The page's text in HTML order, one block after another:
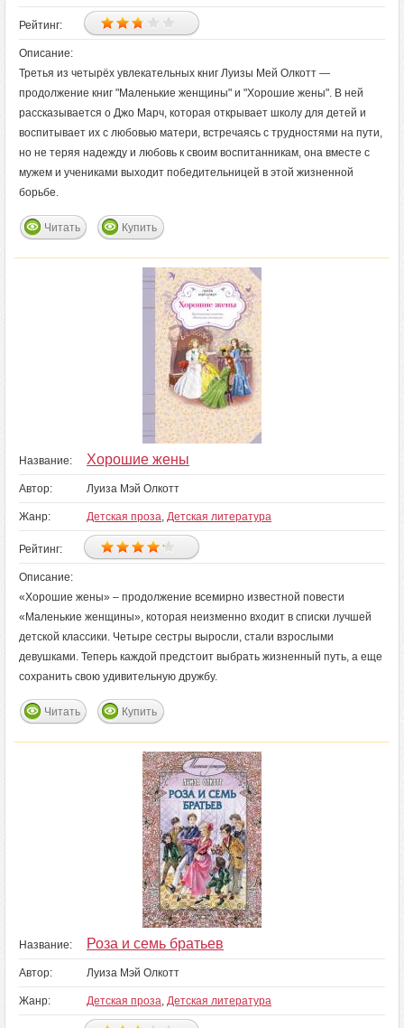
Рейтинг:
Описание:
Третья из четырёх увлекательных книг Луизы Мей Олкотт —
продолжение книг "Маленькие женщины" и "Хорошие жены". В ней
рассказывается о Джо Марч, которая открывает школу для детей и
воспитывает их с любовью матери, встречаясь с трудностями на пути,
но не теряя надежду и любовь к своим воспитанникам, она вместе с
мужем и учениками выходит победительницей в этой жизненной
борьбе.
Читать Купить
Название: Хорошие жены
Автор: Луиза Мэй Олкотт
Жанр: Детская проза, Детская литература
Рейтинг:
Описание:
«Хорошие жены» – продолжение всемирно известной повести
«Маленькие женщины», которая неизменно входит в списки лучшей
детской классики. Четыре сестры выросли, стали взрослыми
девушками. Теперь каждой предстоит выбрать жизненный путь, а еще
сохранить свою удивительную дружбу.
Читать Купить
Название: Роза и семь братьев
Автор: Луиза Мэй Олкотт
Жанр: Детская проза, Детская литература